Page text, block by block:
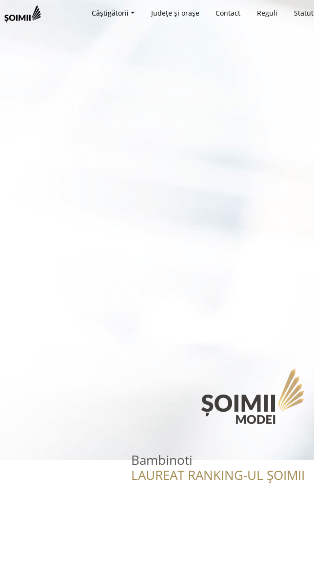
Câștigătorii Județe și orașe Contact Reguli Statut
Bambinoti
LAUREAT RANKING-UL ȘOIMII